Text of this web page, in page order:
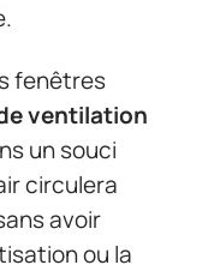
fenêtres
ventilation
un souci
circulera
avoir
ou la